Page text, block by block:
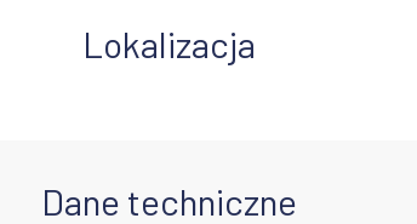
Lokalizacja
Dane techniczne